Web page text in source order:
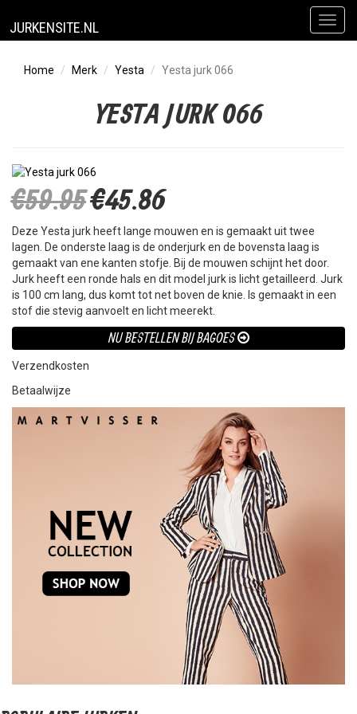
JURKENSITE.NL
Home Merk Yesta Yesta jurk 066
YESTA JURK 066
€59.95€45.86
Deze Yesta jurk heeft lange mouwen en is gemaakt uit twee
lagen. De onderste laag is de onderjurk en de bovensta laag is
gemaakt van ene kanten stofje. Bij de mouwen schijnt het door.
Jurk heeft een ronde hals en dit model jurk is licht getailleerd. Jurk
is 100 cm lang, dus komt tot net boven de knie. Is gemaakt in een
stof die stevig aanvoelt en licht meerekt.
NU BESTELLEN BIJ BAGOES
Verzendkosten
Betaalwijze